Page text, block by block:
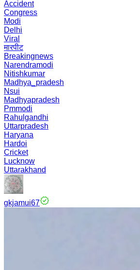
Accident
Congress
Modi
Delhi
Viral
मारपीट
Breakingnews
Narendramodi
Nitishkumar
Madhya_pradesh
Nsui
Madhyapradesh
Pmmodi
Rahulgandhi
Uttarpradesh
Haryana
Hardoi
Cricket
Lucknow
Uttarakhand
gkjamui67